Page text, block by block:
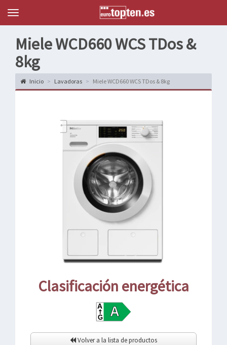
Topten
Menu
Miele WCD660 WCS TDos &
8kg
Inicio Lavadoras Miele WCD660 WCS TDos & 8kg
Clasificación energética
Volver a la lista de productos